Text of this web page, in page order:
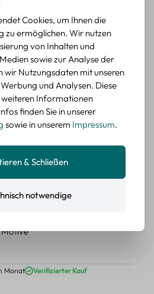
von 5 von 5 Sternen
Monat Verifizierter Kauf
gehen zu vielen Projekten,
Sticker Set – 45 Papier-
und Tiermotiven
Motive
von 5 von 5 Sternen
Monat Verifizierter Kauf
Cookies, um Ihnen die
zu ermöglichen. Wir nutzen
von Inhalten und
sowie zur Analyse der
wir Nutzungsdaten mit unseren
und Analysen. Diese
Informationen
finden Sie in unserer
sowie in unserem Impressum.
notwendige
& Schließen